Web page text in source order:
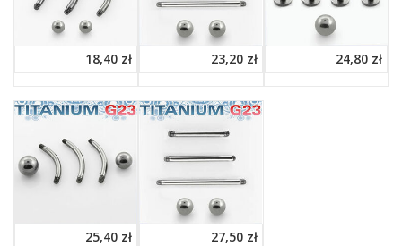
18,40 zł 23,20 zł 24,80 zł
25,40 zł 27,50 zł